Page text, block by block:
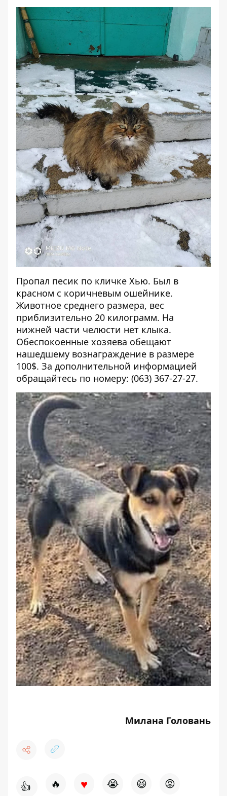
Пропал песик по кличке Хью. Был в
красном с коричневым ошейнике.
Животное среднего размера, вес
приблизительно 20 килограмм. На
нижней части челюсти нет клыка.
Обеспокоенные хозяева обещают
нашедшему вознаграждение в размере
100$. За дополнительной информацией
обращайтесь по номеру: (063) 367-27-27.
Милана Головань
👍 🔥 ♥ 😭 😆 😡